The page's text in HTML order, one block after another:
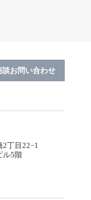
談お問い合わせ
丁目22−1
ル5階